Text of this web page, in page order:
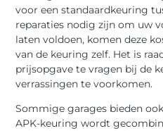
voor een standaardkeuring
reparaties nodig zijn om uw
laten voldoen, komen deze
van de keuring zelf. Het is
prijsopgave te vragen bij de
verrassingen te voorkomen.
Sommige garages bieden
APK-keuring wordt